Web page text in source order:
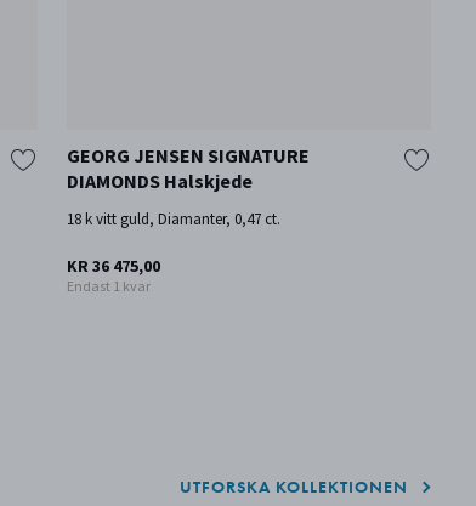
GEORG JENSEN SIGNATURE
DIAMONDS Halskjede
18 k vitt guld, Diamanter, 0,47 ct.
KR 36 475,00
Endast 1 kvar
UTFORSKA KOLLEKTIONEN